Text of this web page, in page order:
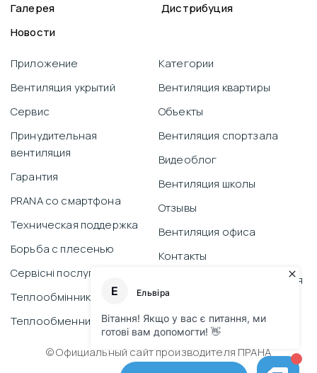
Галерея
Дистрибуция
Новости
Приложение
Вентиляция укрытий
Сервис
Принудительная
вентиляция
Гарантия
PRANA со смартфона
Техническая поддержка
Борьба с плесенью
Сервісні послуги
Теплообмінник
Теплообменник
Категории
Вентиляция квартиры
Объекты
Вентиляция спортзала
Видеоблог
Вентиляция школы
Отзывы
Вентиляция офиса
Контакты
Промышленная вентиляция
© Официальный сайт производителя ПРАНА